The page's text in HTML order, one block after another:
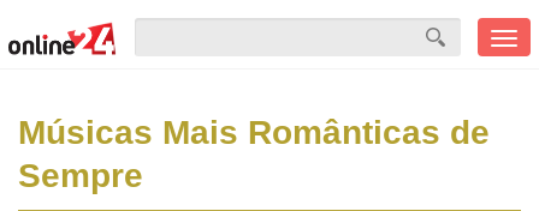
Músicas Mais Românticas de
Sempre